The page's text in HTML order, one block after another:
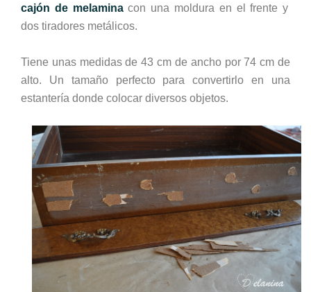
cajón de melaminacon una moldura en el frente y
dos tiradores metálicos.
Tiene unas medidas de 43 cm de ancho por 74 cm de
alto. Un tamaño perfecto para convertirlo en una
estantería donde colocar diversos objetos.